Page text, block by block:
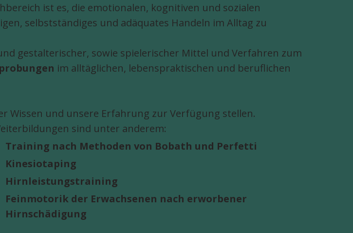
ist es, die emotionalen, kognitiven und sozialen
selbstständiges und adäquates Handeln im Alltag zu
gestalterischer, sowie spielerischer Mittel und Verfahren zum
im alltäglichen, lebenspraktischen und beruflichen
Wissen und unsere Erfahrung zur Verfügung stellen.
sind unter anderem:
Training nach Methoden von Bobath und Perfetti
Kinesiotaping
Hirnleistungstraining
Feinmotorik der Erwachsenen nach erworbener
Hirnschädigung